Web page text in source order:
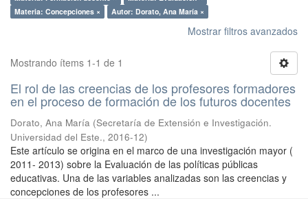
Materia: Concepciones ×
Autor: Dorato, Ana María ×
Mostrar filtros avanzados
Mostrando ítems 1-1 de 1
El rol de las creencias de los profesores formadores
en el proceso de formación de los futuros docentes
Dorato, Ana María (Secretaría de Extensión e Investigación.
Universidad del Este., 2016-12)
Este artículo se origina en el marco de una investigación mayor (
2011- 2013) sobre la Evaluación de las políticas públicas
educativas. Una de las variables analizadas son las creencias y
concepciones de los profesores ...